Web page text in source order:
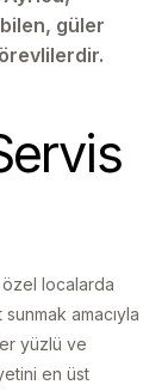
güler
özel localarda
amacıyla
yüzlü ve
en üst